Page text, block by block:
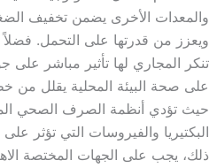
والمعدات الأخرى يضمن تخفيف
ويعزز من قدرتها على التحمل.
تنكر المجاري لها تأثير مباشر على
على صحة البيئة المحلية يقلل من
حيث تؤدي أنظمة الصرف الصحي
البكتيريا والفيروسات التي تؤثر
ذلك، يجب على الجهات المختصة